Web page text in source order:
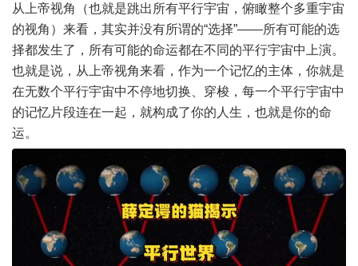
从上帝视角（也就是跳出所有平行宇宙，俯瞰整个多重宇宙
的视角）来看，其实并没有所谓的“选择”——所有可能的选
择都发生了，所有可能的命运都在不同的平行宇宙中上演。
也就是说，从上帝视角来看，作为一个记忆的主体，你就是
在无数个平行宇宙中不停地切换、穿梭，每一个平行宇宙中
的记忆片段连在一起，就构成了你的人生，也就是你的命
运。